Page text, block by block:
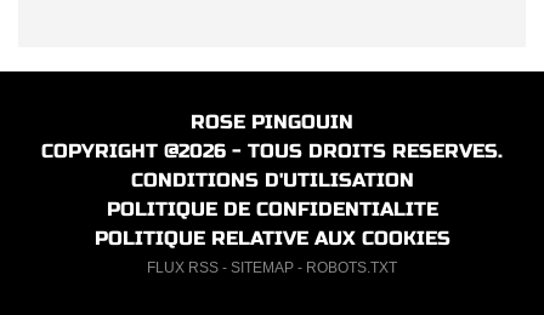
ROSE PINGOUIN
COPYRIGHT @2026 - TOUS DROITS RESERVES.
CONDITIONS D'UTILISATION
POLITIQUE DE CONFIDENTIALITE
POLITIQUE RELATIVE AUX COOKIES
FLUX RSS - SITEMAP - ROBOTS.TXT